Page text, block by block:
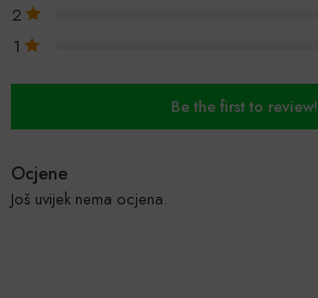
2
1
Be the first to review!
Ocjene
Još uvijek nema ocjena.